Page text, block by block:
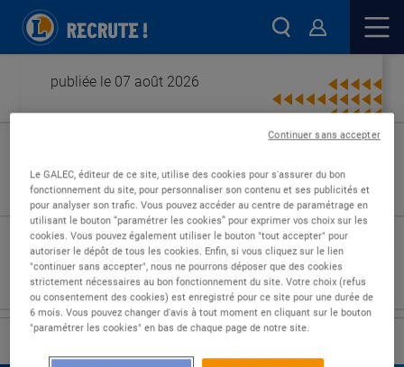
publiée le 07 août 2026
Type de contrat :
Expérience :
Études :
Le GALEC, éditeur de ce site, utilise des cookies pour s'assurer du bon
fonctionnement du site, pour personnaliser son contenu et ses publicités et
pour analyser son trafic. Vous pouvez accéder au centre de paramétrage en
utilisant le bouton “paramétrer les cookies” pour exprimer vos choix sur les
cookies. Vous pouvez également utiliser le bouton "tout accepter" pour
autoriser le dépôt de tous les cookies. Enfin, si vous cliquez sur le lien
"continuer sans accepter", nous ne pourrons déposer que des cookies
strictement nécessaires au bon fonctionnement du site. Votre choix (refus
ou consentement des cookies) est enregistré pour ce site pour une durée de
6 mois. Vous pouvez changer d'avis à tout moment en cliquant sur le bouton
"paramétrer les cookies" en bas de chaque page de notre site.
Continuer sans accepter